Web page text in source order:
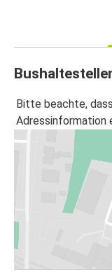
Bitte beachte,
Adressinformation